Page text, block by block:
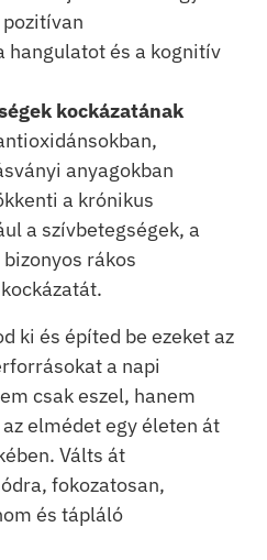
hangulatot és a kognitív
kockázatának
anyagokban
a krónikus
a szívbetegségek, a
rákos
ki és építed be ezeket az
a napi
csak eszel, hanem
elmédet egy életen át
Válts át
fokozatosan,
és tápláló